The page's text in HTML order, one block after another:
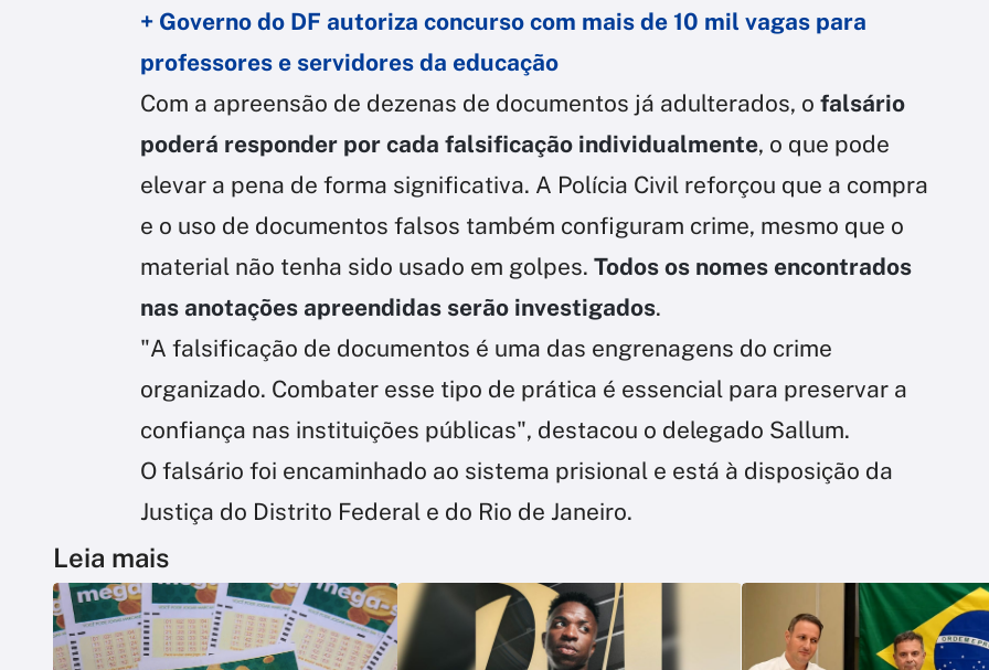
+ Governo do DF autoriza concurso com mais de 10 mil vagas para
professores e servidores da educação
Com a apreensão de dezenas de documentos já adulterados, o falsário
poderá responder por cada falsificação individualmente, o que pode
elevar a pena de forma significativa. A Polícia Civil reforçou que a compra
e o uso de documentos falsos também configuram crime, mesmo que o
material não tenha sido usado em golpes. Todos os nomes encontrados
nas anotações apreendidas serão investigados.
"A falsificação de documentos é uma das engrenagens do crime
organizado. Combater esse tipo de prática é essencial para preservar a
confiança nas instituições públicas", destacou o delegado Sallum.
O falsário foi encaminhado ao sistema prisional e está à disposição da
Justiça do Distrito Federal e do Rio de Janeiro.
Leia mais